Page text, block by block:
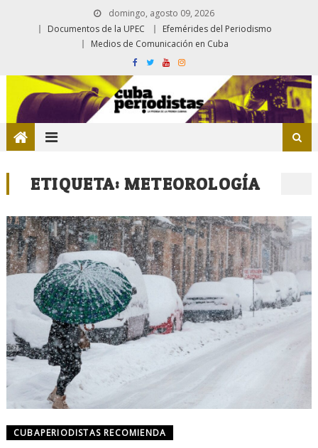
domingo, agosto 09, 2026
Documentos de la UPEC
Efemérides del Periodismo
Medios de Comunicación en Cuba
ETIQUETA: METEOROLOGÍA
CUBAPERIODISTAS RECOMIENDA